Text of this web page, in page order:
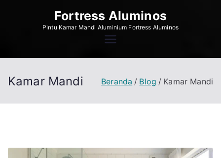
Fortress Aluminos
Pintu Kamar Mandi Aluminium Fortress Aluminos
Kamar Mandi Beranda Blog Kamar Mandi